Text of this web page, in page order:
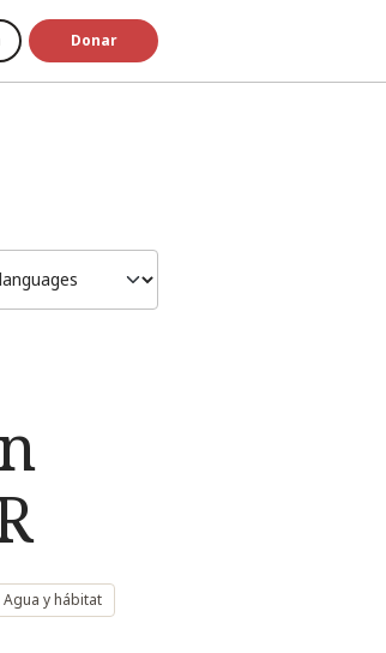
Donar
Agua y hábitat